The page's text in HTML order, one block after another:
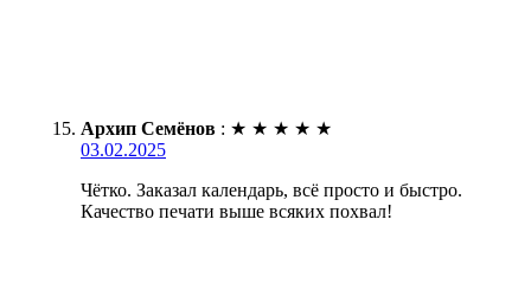
Архип Семёнов : ★ ★ ★ ★ ★
03.02.2025
Чётко. Заказал календарь, всё просто и быстро.
Качество печати выше всяких похвал!